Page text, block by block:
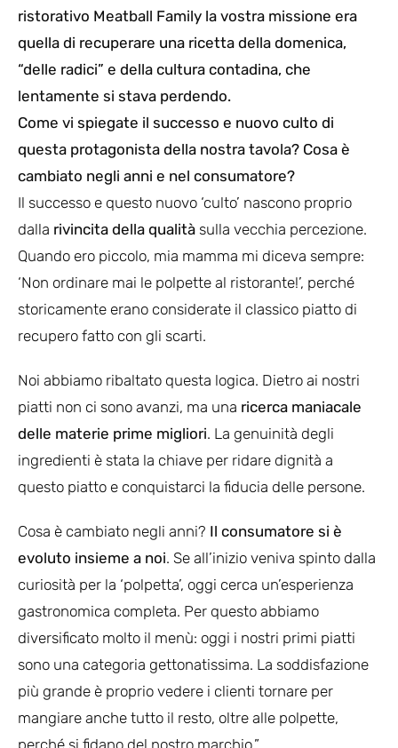
ristorativo Meatball Family la vostra missione era
quella di recuperare una ricetta della domenica,
“delle radici” e della cultura contadina, che
lentamente si stava perdendo.
Come vi spiegate il successo e nuovo culto di
questa protagonista della nostra tavola? Cosa è
cambiato negli anni e nel consumatore?
Il successo e questo nuovo ‘culto’ nascono proprio
dalla rivincita della qualità sulla vecchia percezione.
Quando ero piccolo, mia mamma mi diceva sempre:
‘Non ordinare mai le polpette al ristorante!’, perché
storicamente erano considerate il classico piatto di
recupero fatto con gli scarti.
Noi abbiamo ribaltato questa logica. Dietro ai nostri
piatti non ci sono avanzi, ma una ricerca maniacale
delle materie prime migliori. La genuinità degli
ingredienti è stata la chiave per ridare dignità a
questo piatto e conquistarci la fiducia delle persone.
Cosa è cambiato negli anni? Il consumatore si è
evoluto insieme a noi. Se all’inizio veniva spinto dalla
curiosità per la ‘polpetta’, oggi cerca un’esperienza
gastronomica completa. Per questo abbiamo
diversificato molto il menù: oggi i nostri primi piatti
sono una categoria gettonatissima. La soddisfazione
più grande è proprio vedere i clienti tornare per
mangiare anche tutto il resto, oltre alle polpette,